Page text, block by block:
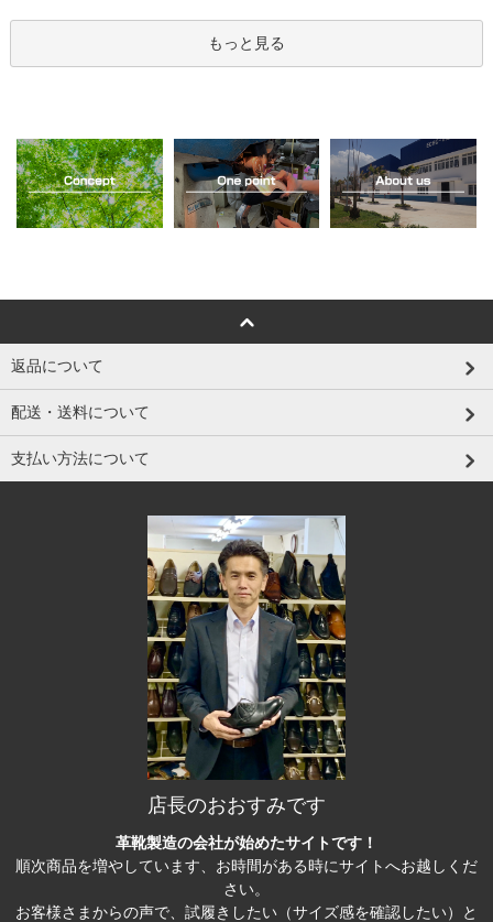
もっと見る
返品について
配送・送料について
支払い方法について
店長のおおすみです
革靴製造の会社が始めたサイトです！
順次商品を増やしています、お時間がある時にサイトへお越しくだ
さい。
お客様さまからの声で、試履きしたい（サイズ感を確認したい）と